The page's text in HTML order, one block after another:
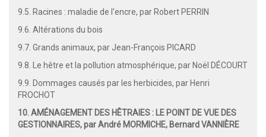
9.5. Racines : maladie de l'encre, par Robert PERRIN
9.6. Altérations du bois
9.7. Grands animaux, par Jean-François PICARD
9.8. Le hêtre et la pollution atmosphérique, par Noël DÉCOURT
9.9. Dommages causés par les herbicides, par Henri
FROCHOT
10. AMÉNAGEMENT DES HÊTRAIES : LE POINT DE VUE DES
GESTIONNAIRES, par André MORMICHE, Bernard VANNIÈRE